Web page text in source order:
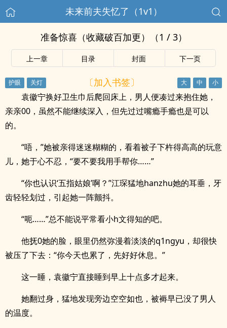
未来前夫失忆了（1v1）
准备惊喜（收藏破百加更）（1 / 3）
上一章 目录 封面 下一页
〔加入书签〕
袁徽宁换好卫生巾后爬回床上，男人便凑过来抱住她，
亲亲00，虽然不能继续深入，但先过过嘴瘾手瘾也是可以
的。
“唔，”她被亲得迷迷糊糊的，看着被子下杵得高高的玩意
儿，她于心不忍，“要不要我用手帮你……”
“你也认识‘五指姑娘’啊？”江琛猛地hanzhu她的耳垂，牙
齿轻轻划过，引起她一阵颤抖。
“呃……”总不能说平常看小h文得知的吧。
他抚0她的脸，眼里仍然弥漫着淡淡的q1ngyu，却很快
被压了下去：“你今天也累了，先好好休息。”
这一睡，袁徽宁直接睡到早上十点多才起来。
她翻过身，猛地发现旁边空空如也，被褥早已没了男人
的温度。